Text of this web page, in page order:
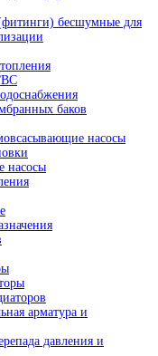
бесшумные для
баков
насосы
насосы
арматура и
давления и